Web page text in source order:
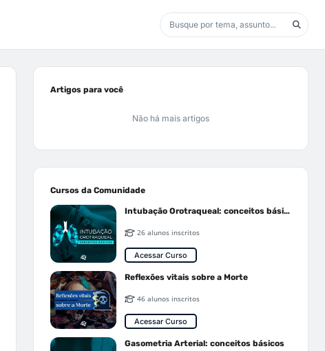
Artigos para você
Não há mais artigos
Cursos da Comunidade
Intubação Orotraqueal: conceitos básicos
26 alunos inscritos
Acessar Curso
Reflexões vitais sobre a Morte
46 alunos inscritos
Acessar Curso
Gasometria Arterial: conceitos básicos